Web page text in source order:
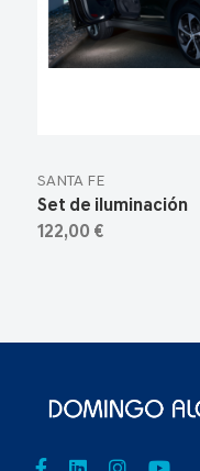
SANTA FE
Set de iluminación
122,00 €